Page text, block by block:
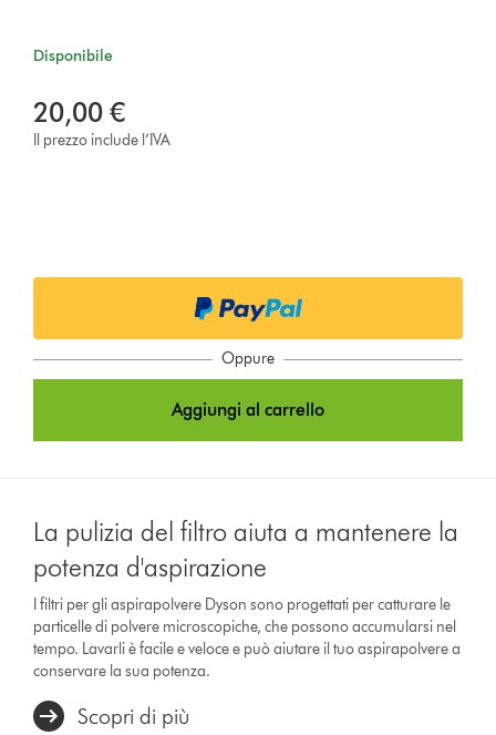
Disponibile
20,00 €
Il prezzo include l’IVA
Oppure
Aggiungi al carrello
La pulizia del filtro aiuta a mantenere la
potenza d'aspirazione
I filtri per gli aspirapolvere Dyson sono progettati per catturare le
particelle di polvere microscopiche, che possono accumularsi nel
tempo. Lavarli è facile e veloce e può aiutare il tuo aspirapolvere a
conservare la sua potenza.
Scopri di più